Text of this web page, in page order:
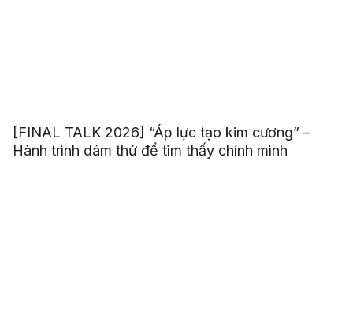
[FINAL TALK 2026] “Áp lực tạo kim cương” –
Hành trình dám thử để tìm thấy chính mình